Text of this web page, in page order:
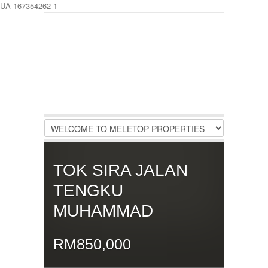
UA-167354262-1
Register| Recover Password
TOK SIRA JALAN
TENGKU
MUHAMMAD
RM850,000